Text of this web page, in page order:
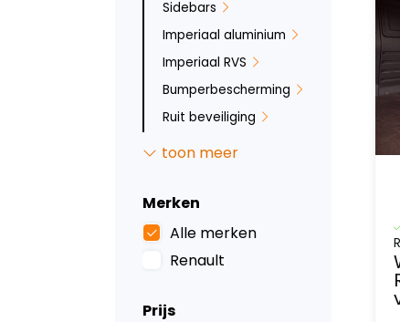
Sidebars
Imperiaal aluminium
Imperiaal RVS
Bumperbescherming
Ruit beveiliging
Zwart imperiaal
aluminium
allesdragers
toon meer
Merken
Alle merken
Renault
Prijs